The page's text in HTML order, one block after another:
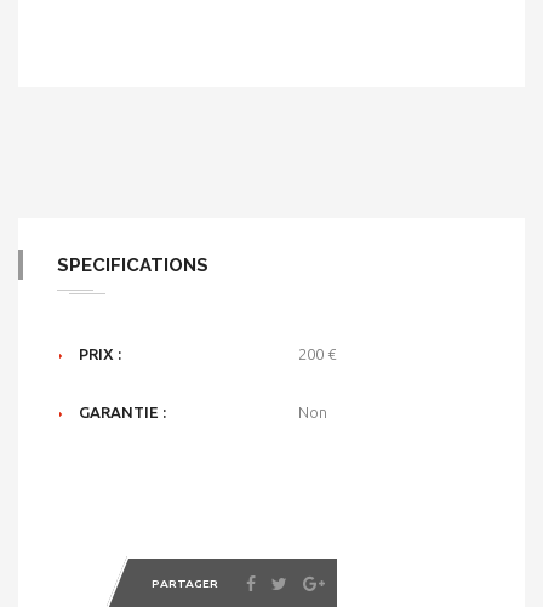
SPECIFICATIONS
PRIX : 200 €
GARANTIE : Non
PARTAGER